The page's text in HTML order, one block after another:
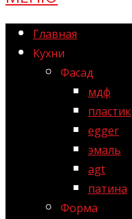
Главная
Кухни
Фасад
мдф
пластик
egger
эмаль
agt
патина
Форма